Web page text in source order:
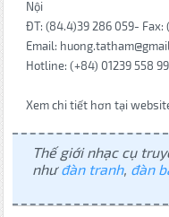
Nội
ĐT: (84.4)39 286 059- Fax:
Email:
Hotline: (+84) 01239 558
Xem chi tiết hơn tại
Thế giới nhạc cụ
nhưđàn tranh, đàn